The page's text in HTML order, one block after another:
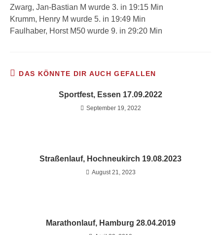
Zwarg, Jan-Bastian M wurde 3. in 19:15 Min
Krumm, Henry M wurde 5. in 19:49 Min
Faulhaber, Horst M50 wurde 9. in 29:20 Min
DAS KÖNNTE DIR AUCH GEFALLEN
Sportfest, Essen 17.09.2022
September 19, 2022
Straßenlauf, Hochneukirch 19.08.2023
August 21, 2023
Marathonlauf, Hamburg 28.04.2019